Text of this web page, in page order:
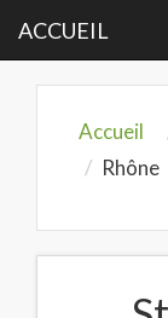
ACCUEIL
Accueil
Rhône